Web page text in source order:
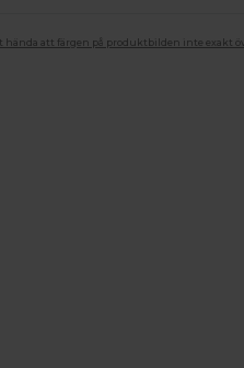
att färgen på produktbilden inte exakt